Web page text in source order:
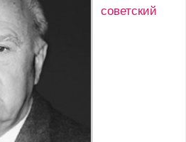
советский